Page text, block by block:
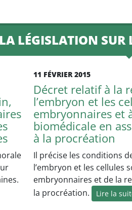
LÉGISLATION
11 FÉVRIER 2015
Décret relatif à la
l’embryon et les
embryonnaires et
biomédicale en
à la procréation
Il précise les conditions
l’embryon et les cellules
embryonnaires et de la
la procréation.
Lire la